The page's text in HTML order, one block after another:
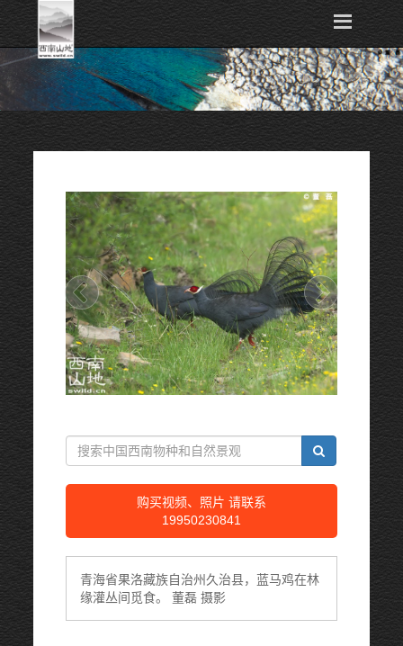
购买视频、照片 请联系
19950230841
青海省果洛藏族自治州久治县，蓝马鸡在林
缘灌丛间觅食。 董磊 摄影